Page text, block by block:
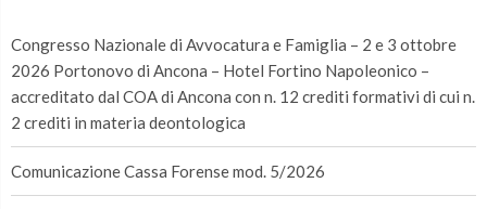
Congresso Nazionale di Avvocatura e Famiglia – 2 e 3 ottobre
2026 Portonovo di Ancona – Hotel Fortino Napoleonico –
accreditato dal COA di Ancona con n. 12 crediti formativi di cui n.
2 crediti in materia deontologica
Comunicazione Cassa Forense mod. 5/2026